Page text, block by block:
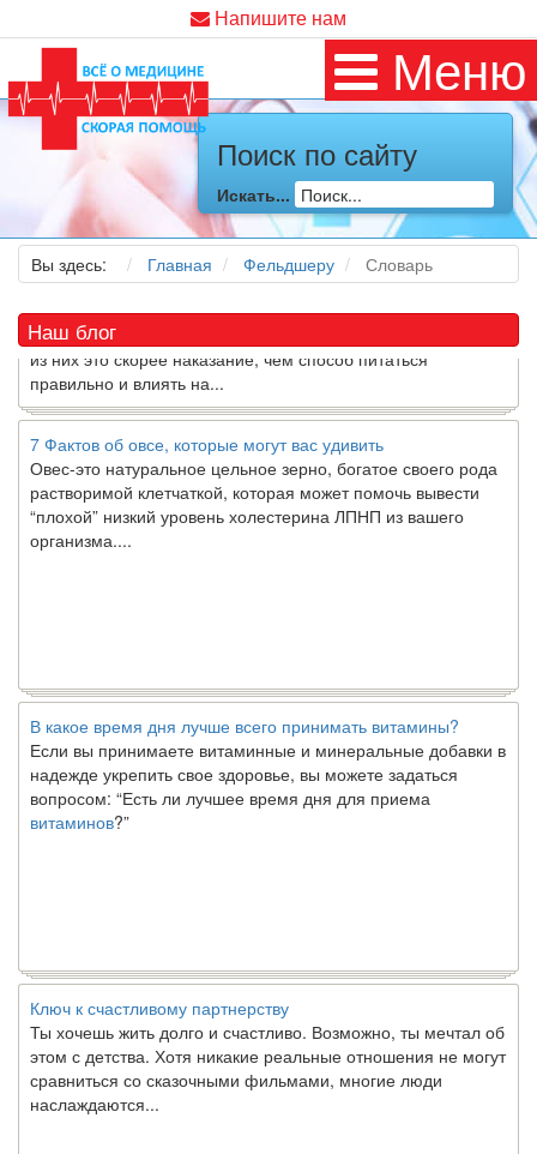
Напишите нам
Меню
Поиск по сайту
Искать...
Вы здесь: Главная Фельдшеру Словарь
Наш блог
Как я заболел во время локдауна?
Это странная ситуация: вы соблюдали все меры
предосторожности COVID-19 (вы почти все время дома),
но, тем не менее, вы каким-то образом простудились. Вы
можете задаться...
5 причин обратить внимание на средиземноморскую диету
приходят в нашужизньи быстро исчезают из нее. Многие
из них это скорее наказание, чем способ питаться
правильно и влиять на...
7 Фактов об овсе, которые могут вас удивить
Овес-это натуральное цельное зерно, богатое своего рода
растворимой клетчаткой, которая может помочь вывести
“плохой” низкий уровень холестерина ЛПНП из вашего
организма....
В какое время дня лучше всего принимать витамины?
Если вы принимаете витаминные и минеральные добавки в
надежде укрепить свое здоровье, вы можете задаться
вопросом: “Есть ли лучшее время дня для приема
витаминов ?”
Ключ к счастливому партнерству
Ты хочешь жить долго и счастливо. Возможно, ты мечтал об
этом с детства. Хотя никакие реальные отношения не могут
сравниться со сказочными фильмами, многие люди
наслаждаются...